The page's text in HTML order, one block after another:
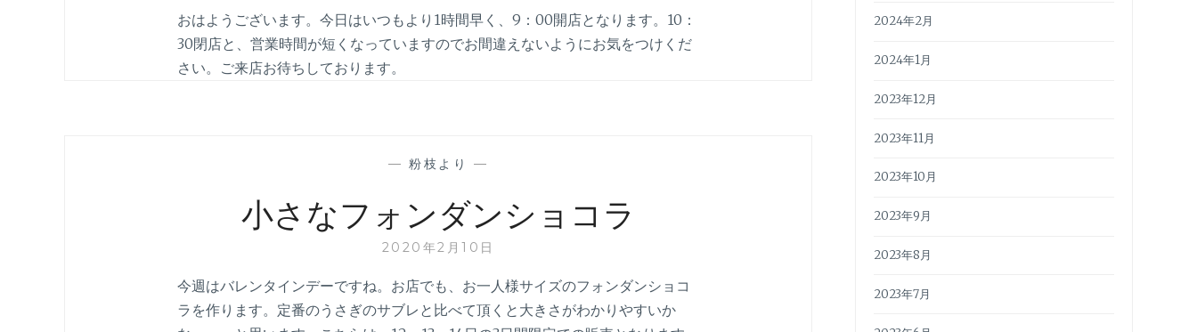
おはようございます。今日はいつもより1時間早く、9：00開店となります。10：
30閉店と、営業時間が短くなっていますのでお間違えないようにお気をつけくだ
さい。ご来店お待ちしております。
— 粉枝より —
小さなフォンダンショコラ
2020年2月10日
今週はバレンタインデーですね。お店でも、お一人様サイズのフォンダンショコ
ラを作ります。定番のうさぎのサブレと比べて頂くと大きさがわかりやすいか
2024年2月
2024年1月
2023年12月
2023年11月
2023年10月
2023年9月
2023年8月
2023年7月